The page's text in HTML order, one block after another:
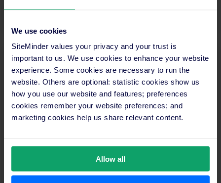
We use cookies
SiteMinder values your privacy and your trust is
important to us. We use cookies to enhance your website
experience. Some cookies are necessary to run the
website. Others are optional: statistic cookies show us
how you use our website and features; preferences
cookies remember your website preferences; and
marketing cookies help us share relevant content.
Allow all
Seguir leyendo
¿Qué es Visito y qué hace?